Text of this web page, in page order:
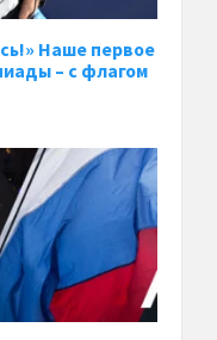
Наше первое
– с флагом